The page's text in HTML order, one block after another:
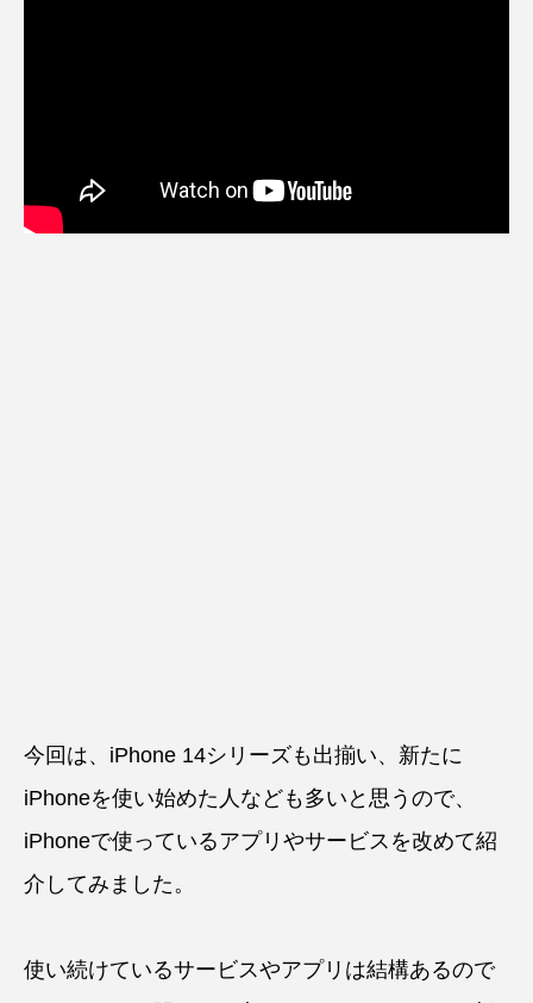
今回は、iPhone 14シリーズも出揃い、新たに
iPhoneを使い始めた人なども多いと思うので、
iPhoneで使っているアプリやサービスを改めて紹
介してみました。
使い続けているサービスやアプリは結構あるので